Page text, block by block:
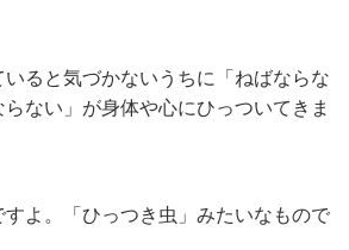
ると気づかないうちに「ねばならな
ない」が身体や心にひっついてきま
よ。「ひっつき虫」みたいなもので